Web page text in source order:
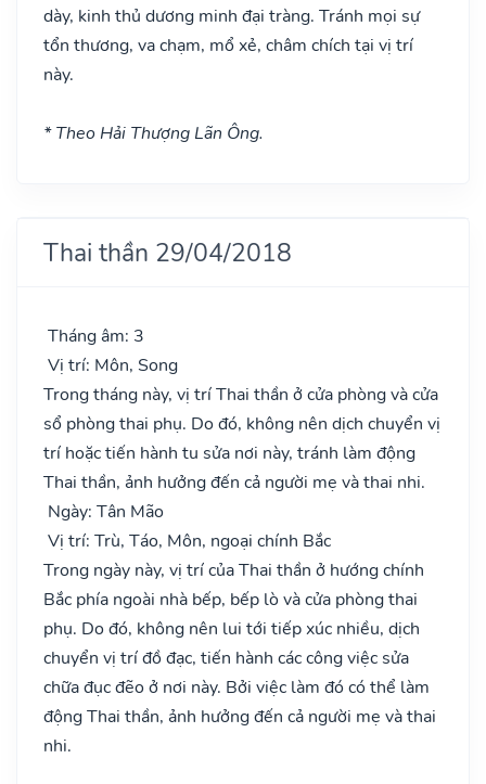
dày, kinh thủ dương minh đại tràng. Tránh mọi sự
tổn thương, va chạm, mổ xẻ, châm chích tại vị trí
này.
* Theo Hải Thượng Lãn Ông.
Thai thần 29/04/2018
Tháng âm: 3
Vị trí: Môn, Song
Trong tháng này, vị trí Thai thần ở cửa phòng và cửa
sổ phòng thai phụ. Do đó, không nên dịch chuyển vị
trí hoặc tiến hành tu sửa nơi này, tránh làm động
Thai thần, ảnh hưởng đến cả người mẹ và thai nhi.
Ngày: Tân Mão
Vị trí: Trù, Táo, Môn, ngoại chính Bắc
Trong ngày này, vị trí của Thai thần ở hướng chính
Bắc phía ngoài nhà bếp, bếp lò và cửa phòng thai
phụ. Do đó, không nên lui tới tiếp xúc nhiều, dịch
chuyển vị trí đồ đạc, tiến hành các công việc sửa
chữa đục đẽo ở nơi này. Bởi việc làm đó có thể làm
động Thai thần, ảnh hưởng đến cả người mẹ và thai
nhi.